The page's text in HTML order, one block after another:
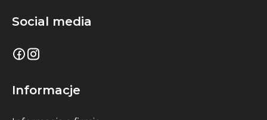
Social media
Informacje